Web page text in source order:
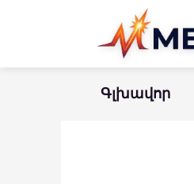
Գլխավոր